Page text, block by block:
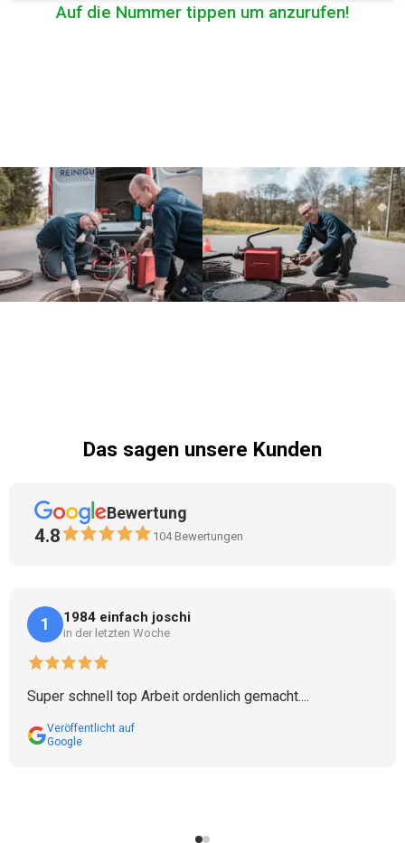
Auf die Nummer tippen um anzurufen!
Das sagen unsere Kunden
Bewertung
4.8 104Bewertungen
1 1984 einfach joschi
in der letzten Woche
Super schnell top Arbeit ordenlich gemacht....
Veröffentlicht auf
Google